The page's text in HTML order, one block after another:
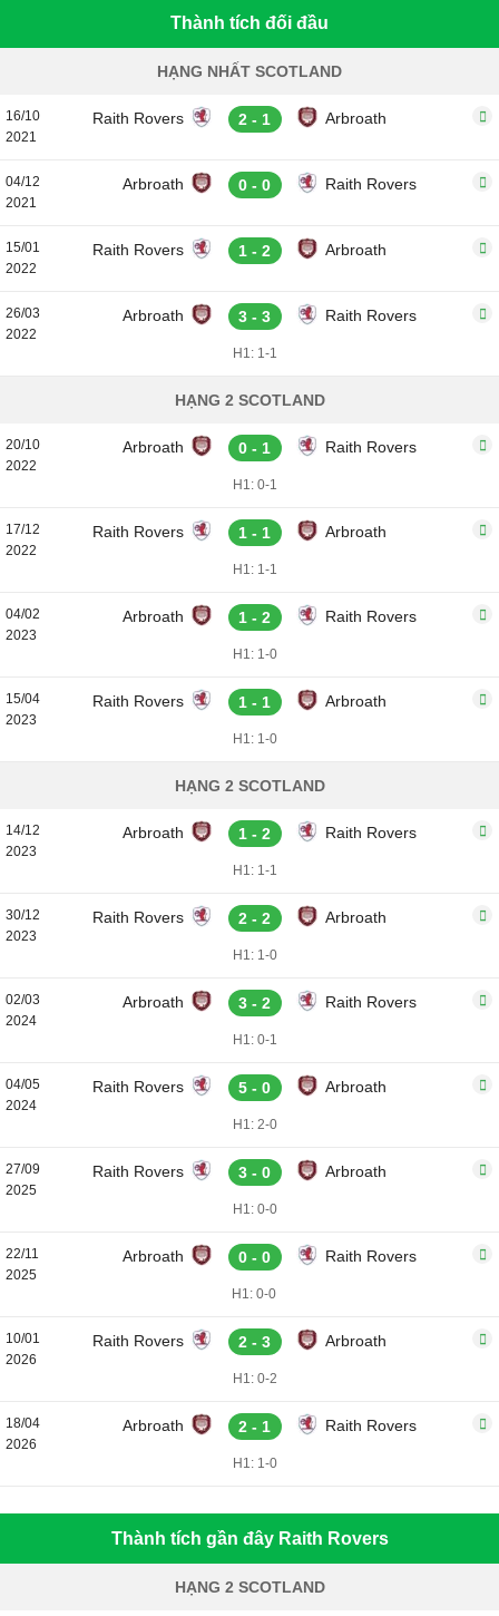
Thành tích đối đầu
HẠNG NHẤT SCOTLAND
16/10
2021
Raith Rovers 2 - 1 Arbroath
04/12
2021
Arbroath 0 - 0 Raith Rovers
15/01
2022
Raith Rovers 1 - 2 Arbroath
26/03
2022
Arbroath 3 - 3 Raith Rovers
H1: 1-1
HẠNG 2 SCOTLAND
20/10
2022
Arbroath 0 - 1 Raith Rovers
H1: 0-1
17/12
2022
Raith Rovers 1 - 1 Arbroath
H1: 1-1
04/02
2023
Arbroath 1 - 2 Raith Rovers
H1: 1-0
15/04
2023
Raith Rovers 1 - 1 Arbroath
H1: 1-0
HẠNG 2 SCOTLAND
14/12
2023
Arbroath 1 - 2 Raith Rovers
H1: 1-1
30/12
2023
Raith Rovers 2 - 2 Arbroath
H1: 1-0
02/03
2024
Arbroath 3 - 2 Raith Rovers
H1: 0-1
04/05
2024
Raith Rovers 5 - 0 Arbroath
H1: 2-0
27/09
2025
Raith Rovers 3 - 0 Arbroath
H1: 0-0
22/11
2025
Arbroath 0 - 0 Raith Rovers
H1: 0-0
10/01
2026
Raith Rovers 2 - 3 Arbroath
H1: 0-2
18/04
2026
Arbroath 2 - 1 Raith Rovers
H1: 1-0
Thành tích gần đây Raith Rovers
HẠNG 2 SCOTLAND